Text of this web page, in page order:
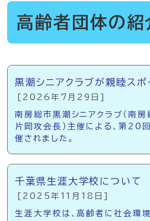
高齢者団体の紹
メインメニュー
黒潮シニアクラブが親睦ス
[2026年7月29日]
南房総市黒潮シニアクラブ（南房
片岡攻会長）主催による、第20
催されました。
千葉県生涯大学校について
[2025年11月18日]
生涯大学校は、高齢者に社会環